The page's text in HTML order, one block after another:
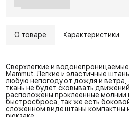
О товаре Характеристики
Сверхлегкие и
Mammut. Легкие и эластичные
любую непогоду от дождя и ветра,
ткань не будет сковывать
расположены проклеенные молнии
быстросброса, так же есть
сложенном виде штаны компактны
рюкзаке.